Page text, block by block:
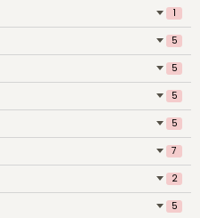
1
5
5
5
5
7
2
5